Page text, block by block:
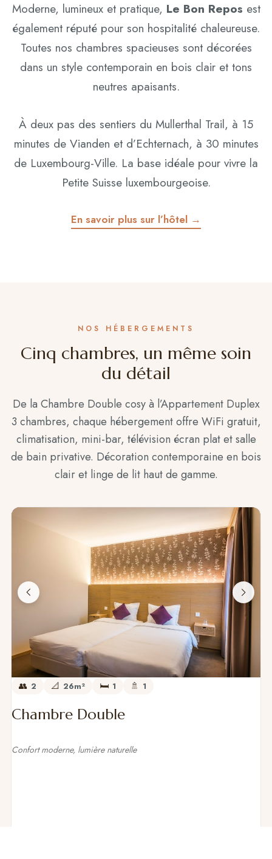
Moderne, lumineux et pratique, Le Bon Repos est
également réputé pour son hospitalité chaleureuse.
Toutes nos chambres spacieuses sont décorées
dans un style contemporain en bois clair et tons
neutres apaisants.
À deux pas des sentiers du Mullerthal Trail, à 15
minutes de Vianden et d’Echternach, à 30 minutes
de Luxembourg-Ville. La base idéale pour vivre la
Petite Suisse luxembourgeoise.
En savoir plus sur l’hôtel →
NOS HÉBERGEMENTS
Cinq chambres, un même soin
du détail
De la Chambre Double cosy à l’Appartement Duplex
3 chambres, chaque hébergement offre WiFi gratuit,
climatisation, mini-bar, télévision écran plat et salle
de bain privative. Décoration contemporaine en bois
clair et linge de lit haut de gamme.
Chambre Double
Confort moderne, lumière naturelle
2 26m² 1 1